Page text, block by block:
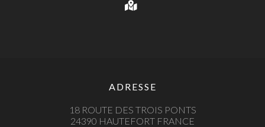
ADRESSE
18 ROUTE DES TROIS PONTS
24390 HAUTEFORT FRANCE